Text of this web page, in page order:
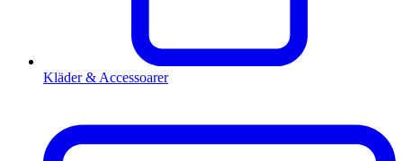
Kläder & Accessoarer